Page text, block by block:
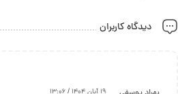
دیدگاه کاربران